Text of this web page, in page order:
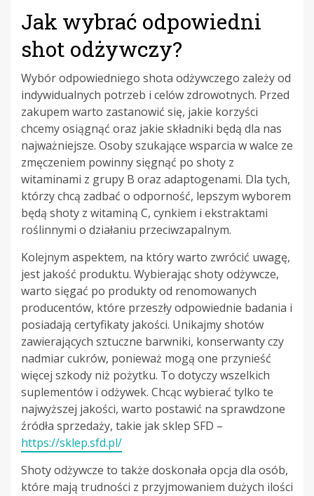
Jak wybrać odpowiedni
shot odżywczy?
Wybór odpowiedniego shota odżywczego zależy od
indywidualnych potrzeb i celów zdrowotnych. Przed
zakupem warto zastanowić się, jakie korzyści
chcemy osiągnąć oraz jakie składniki będą dla nas
najważniejsze. Osoby szukające wsparcia w walce ze
zmęczeniem powinny sięgnąć po shoty z
witaminami z grupy B oraz adaptogenami. Dla tych,
którzy chcą zadbać o odporność, lepszym wyborem
będą shoty z witaminą C, cynkiem i ekstraktami
roślinnymi o działaniu przeciwzapalnym.
Kolejnym aspektem, na który warto zwrócić uwagę,
jest jakość produktu. Wybierając shoty odżywcze,
warto sięgać po produkty od renomowanych
producentów, które przeszły odpowiednie badania i
posiadają certyfikaty jakości. Unikajmy shotów
zawierających sztuczne barwniki, konserwanty czy
nadmiar cukrów, ponieważ mogą one przynieść
więcej szkody niż pożytku. To dotyczy wszelkich
suplementów i odżywek. Chcąc wybierać tylko te
najwyższej jakości, warto postawić na sprawdzone
źródła sprzedaży, takie jak sklep SFD –
https://sklep.sfd.pl/
Shoty odżywcze to także doskonała opcja dla osób,
które mają trudności z przyjmowaniem dużych ilości